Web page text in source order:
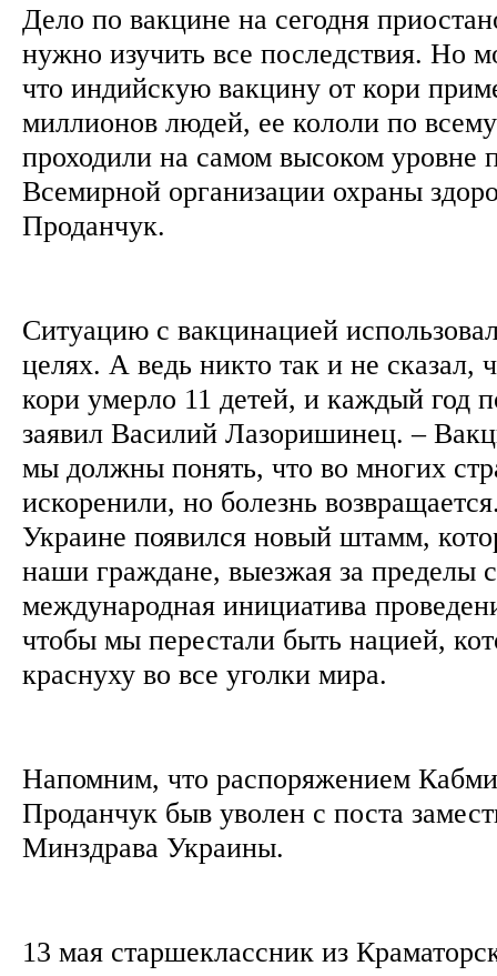
Дело по вакцине на сегодня
нужно изучить все последствия. Но
что индийскую вакцину от кори
миллионов людей, ее кололи по
проходили на самом высоком уровне
Всемирной организации охраны
Проданчук.
Ситуацию с вакцинацией
целях. А ведь никто так и не сказал,
кори умерло 11 детей, и каждый год
заявил Василий Лазоришинец. –
мы должны понять, что во многих
искоренили, но болезнь
Украине появился новый штамм,
наши граждане, выезжая за пределы
международная инициатива
чтобы мы перестали быть нацией,
краснуху во все уголки мира.
Напомним, что распоряжением
Проданчук быв уволен с поста
Минздрава Украины.
13 мая старшеклассник из